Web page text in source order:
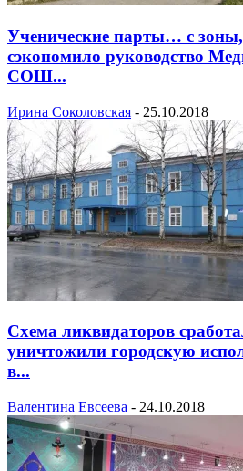
Ученические парты… с
сэкономило руководство
СОШ...
Ирина Соколовская - 25.10.2018
Схема ликвидаторов
уничтожили городскую
в...
Валентина Евсеева - 24.10.2018